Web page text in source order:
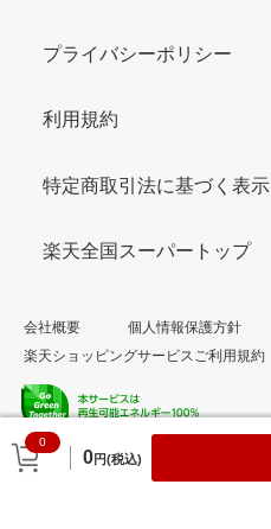
0
0円(税込)
プライバシーポリシー
利用規約
特定商取引法に基づく表示
楽天全国スーパートップ
会社概要
個人情報保護方針
楽天ショッピングサービスご利用規約
© Rakuten Group, Inc.